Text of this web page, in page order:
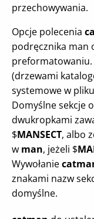
przechowywania.
Opcje polecenia
podręcznika man
(drzewami
systemowe w
Domyślne sekcje
dwukropkami
$MANSECT, albo
w man, jeżeli $
Wywołanie
znakami nazw
domyślne.